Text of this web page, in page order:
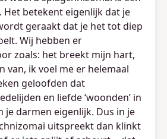
betekent eigenlijk dat je
geraakt dat je het tot diep
Wij hebben er
zoals: het breekt mijn hart,
van, ik voel me er helemaal
geloofden dat
en liefde ‘woonden’ in
je darmen eigenlijk. Dus in je
uitspreekt dan klinkt